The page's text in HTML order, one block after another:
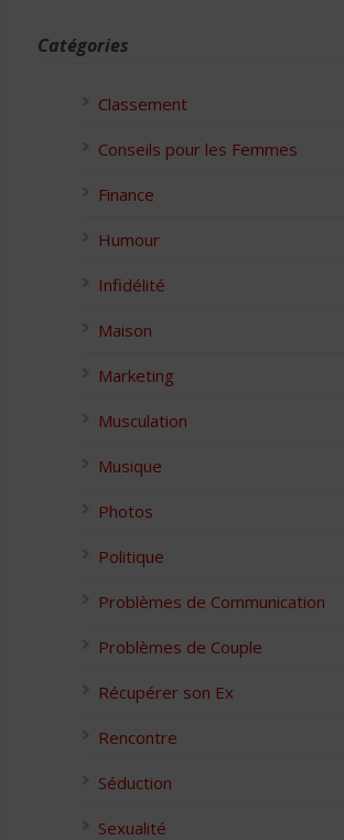
Catégories
Classement
Conseils pour les Femmes
Finance
Humour
Infidélité
Maison
Marketing
Musculation
Musique
Photos
Politique
Problèmes de Communication
Problèmes de Couple
Récupérer son Ex
Rencontre
Séduction
Sexualité